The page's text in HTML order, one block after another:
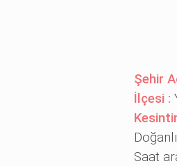
Şehir
İlçesi :
Saat